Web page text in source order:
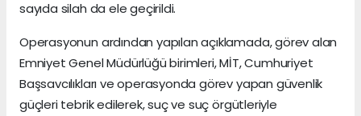
sayıda silah da ele geçirildi.
Operasyonun ardından yapılan açıklamada, görev alan
Emniyet Genel Müdürlüğü birimleri, MİT, Cumhuriyet
Başsavcılıkları ve operasyonda görev yapan güvenlik
güçleri tebrik edilerek, suç ve suç örgütleriyle